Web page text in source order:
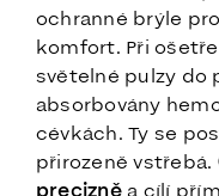
ochranné brýle
komfort. Při
světelné pulzy do
absorbovány
cévkách. Ty se
přirozeně vstřebá.